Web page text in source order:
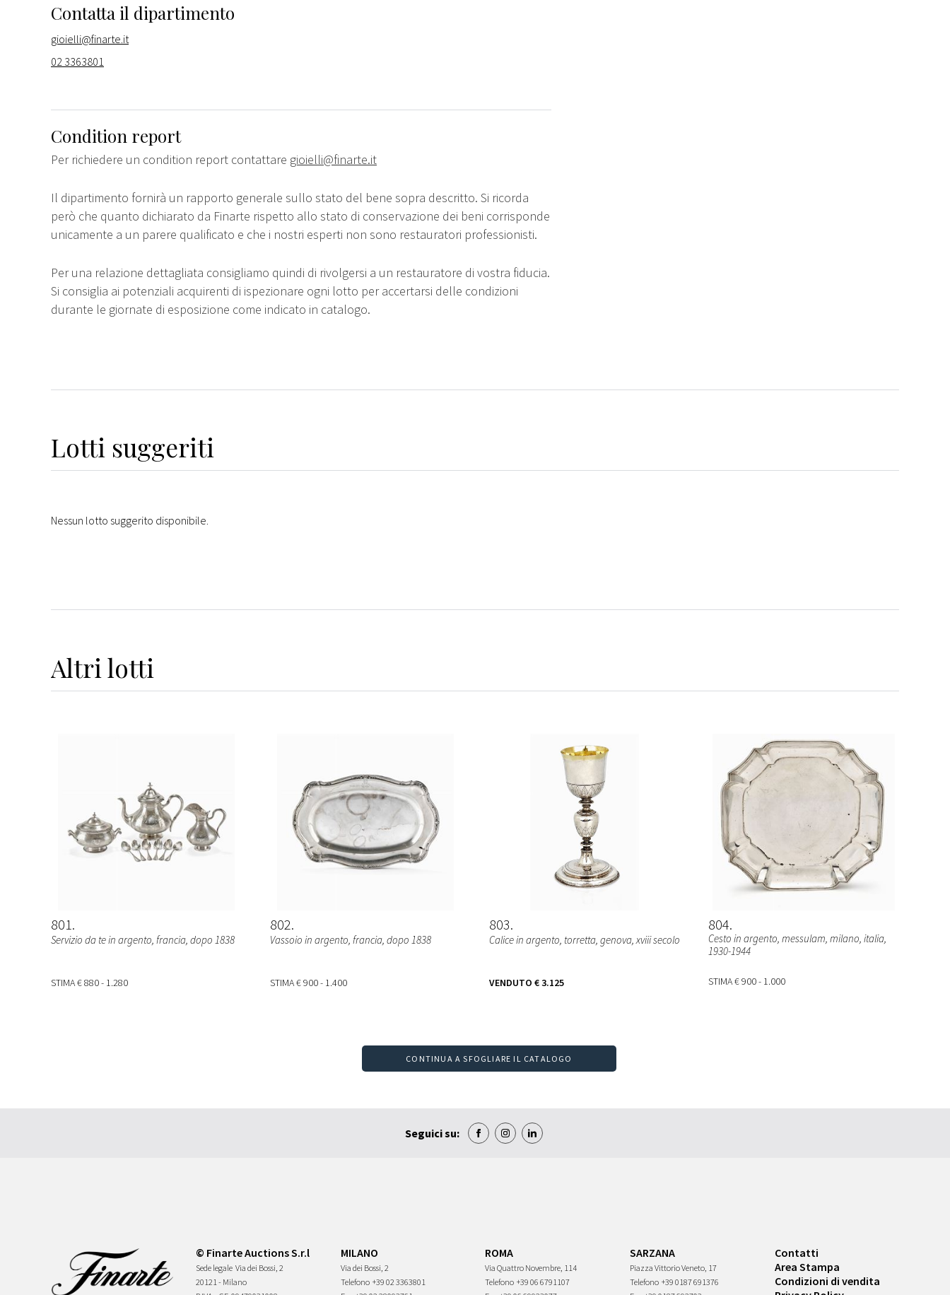
Contatta il dipartimento
gioielli@finarte.it
02 3363801
Condition report
Per richiedere un condition report contattare gioielli@finarte.it
Il dipartimento fornirà un rapporto generale sullo stato del bene sopra descritto. Si ricorda
però che quanto dichiarato da Finarte rispetto allo stato di conservazione dei beni corrisponde
unicamente a un parere qualificato e che i nostri esperti non sono restauratori professionisti.
Per una relazione dettagliata consigliamo quindi di rivolgersi a un restauratore di vostra fiducia.
Si consiglia ai potenziali acquirenti di ispezionare ogni lotto per accertarsi delle condizioni
durante le giornate di esposizione come indicato in catalogo.
Lotti suggeriti
Nessun lotto suggerito disponibile.
Altri lotti
801
Servizio da te in argento, francia, dopo 1838
STIMA€ 880 - 1.280
802
Vassoio in argento, francia, dopo 1838
STIMA€ 900 - 1.400
803
Calice in argento, torretta, genova, xviii secolo
VENDUTO € 3.125
804
Cesto in argento, messulam, milano, italia,
1930-1944
STIMA€ 900 - 1.000
CONTINUA A SFOGLIARE IL CATALOGO
Seguici su:
© Finarte Auctions S.r.l
Sede legale Via dei Bossi, 2
20121 - Milano
MILANO
Via dei Bossi, 2
Telefono +39 02 3363801
ROMA
Via Quattro Novembre, 114
Telefono +39 06 6791107
SARZANA
Piazza Vittorio Veneto, 17
Telefono +39 0187 691376
Contatti
Area Stampa
Condizioni di vendita